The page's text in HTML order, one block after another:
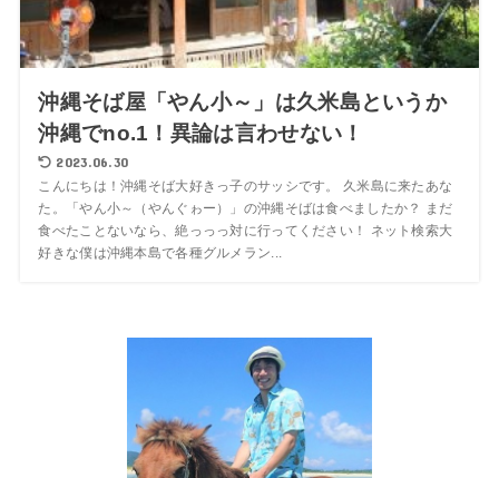
沖縄そば屋「やん小～」は久米島というか
沖縄でno.1！異論は言わせない！
2023.06.30
こんにちは！沖縄そば大好きっ子のサッシです。 久米島に来たあな
た。「やん小～（やんぐゎー）」の沖縄そばは食べましたか？ まだ
食べたことないなら、絶っっっ対に行ってください！ ネット検索大
好きな僕は沖縄本島で各種グルメラン...